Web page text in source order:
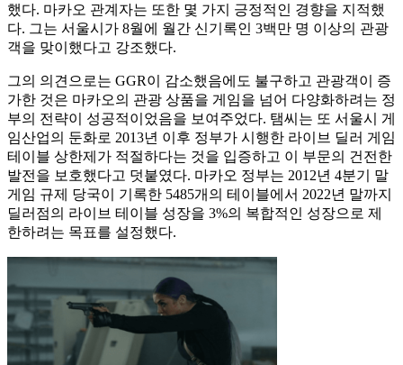
했다. 마카오 관계자는 또한 몇 가지 긍정적인 경향을 지적했
다. 그는 서울시가 8월에 월간 신기록인 3백만 명 이상의 관광
객을 맞이했다고 강조했다.
그의 의견으로는 GGR이 감소했음에도 불구하고 관광객이 증
가한 것은 마카오의 관광 상품을 게임을 넘어 다양화하려는 정
부의 전략이 성공적이었음을 보여주었다. 탬씨는 또 서울시 게
임산업의 둔화로 2013년 이후 정부가 시행한 라이브 딜러 게임
테이블 상한제가 적절하다는 것을 입증하고 이 부문의 건전한
발전을 보호했다고 덧붙였다. 마카오 정부는 2012년 4분기 말
게임 규제 당국이 기록한 5485개의 테이블에서 2022년 말까지
딜러점의 라이브 테이블 성장을 3%의 복합적인 성장으로 제
한하려는 목표를 설정했다.